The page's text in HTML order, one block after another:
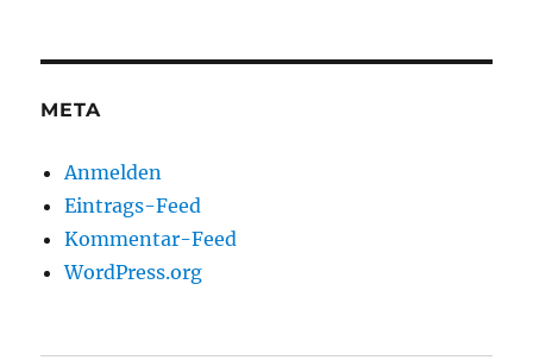
META
Anmelden
Eintrags-Feed
Kommentar-Feed
WordPress.org